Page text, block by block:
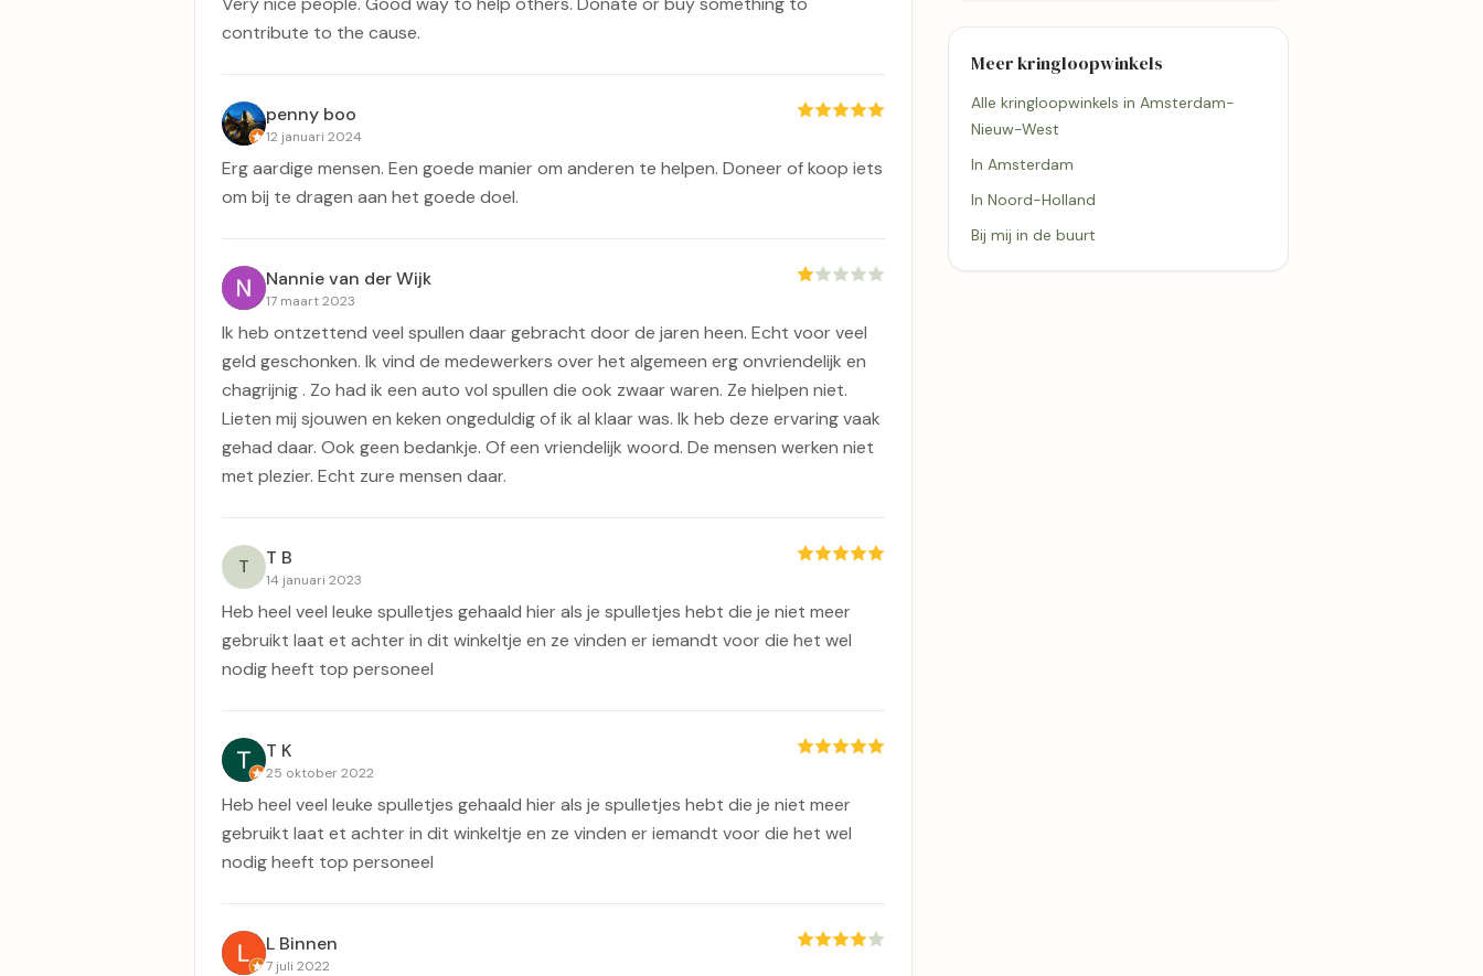
contribute to the cause.
penny boo
12 januari 2024
Erg aardige mensen. Een goede manier om anderen te helpen. Doneer of koop iets
om bij te dragen aan het goede doel.
Nannie van der Wijk
17 maart 2023
Ik heb ontzettend veel spullen daar gebracht door de jaren heen. Echt voor veel
geld geschonken. Ik vind de medewerkers over het algemeen erg onvriendelijk en
chagrijnig . Zo had ik een auto vol spullen die ook zwaar waren. Ze hielpen niet.
Lieten mij sjouwen en keken ongeduldig of ik al klaar was. Ik heb deze ervaring vaak
gehad daar. Ook geen bedankje. Of een vriendelijk woord. De mensen werken niet
met plezier. Echt zure mensen daar.
T T B
14 januari 2023
Heb heel veel leuke spulletjes gehaald hier als je spulletjes hebt die je niet meer
gebruikt laat et achter in dit winkeltje en ze vinden er iemandt voor die het wel
nodig heeft top personeel
T K
25 oktober 2022
Heb heel veel leuke spulletjes gehaald hier als je spulletjes hebt die je niet meer
gebruikt laat et achter in dit winkeltje en ze vinden er iemandt voor die het wel
nodig heeft top personeel
L Binnen
7 juli 2022
Meer kringloopwinkels
Alle kringloopwinkels in Amsterdam-
Nieuw-West
In Amsterdam
In Noord-Holland
Bij mij in de buurt